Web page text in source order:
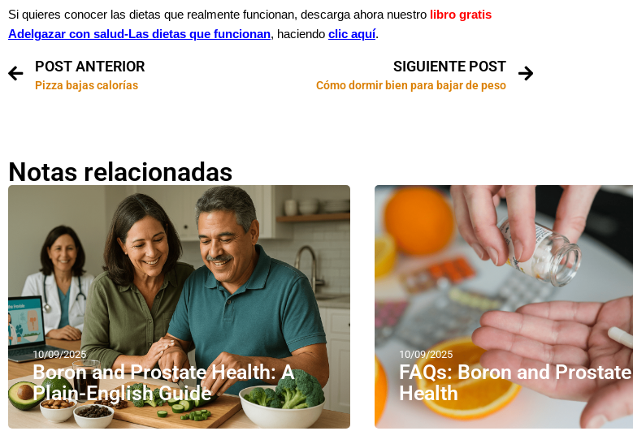
Si quieres conocer las dietas que realmente funcionan, descarga ahora nuestro libro gratis
Adelgazar con salud-Las dietas que funcionan, haciendo clic aquí.
POST ANTERIOR
Pizza bajas calorías
SIGUIENTE POST
Cómo dormir bien para bajar de peso
Notas relacionadas
10/09/2025
Boron and Prostate Health: A
Plain-English Guide
10/09/2025
FAQs: Boron and Prostate
Health